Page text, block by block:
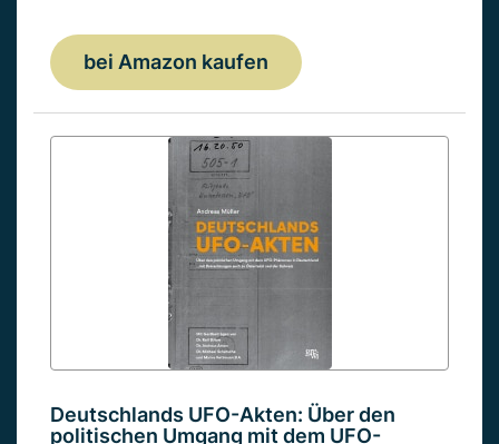
bei Amazon kaufen
Deutschlands UFO-Akten: Über den
politischen Umgang mit dem UFO-